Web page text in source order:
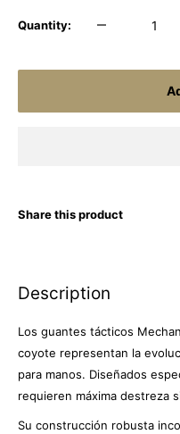
Quantity:
Share this product
Description
Los guantes tácticos
coyote representan la
para manos. Diseñados
requieren máxima destreza
Su construcción robusta